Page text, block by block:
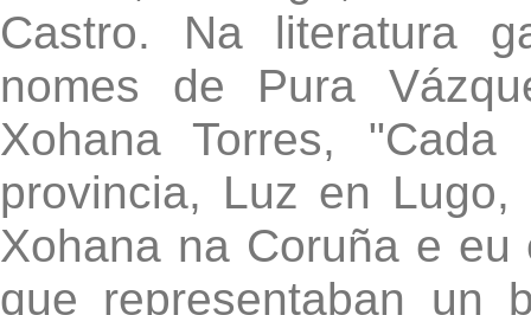
Castro. Na literatura
nomes de Pura
Xohana Torres,
provincia, Luz en
Xohana na Coruña e
que representaban un